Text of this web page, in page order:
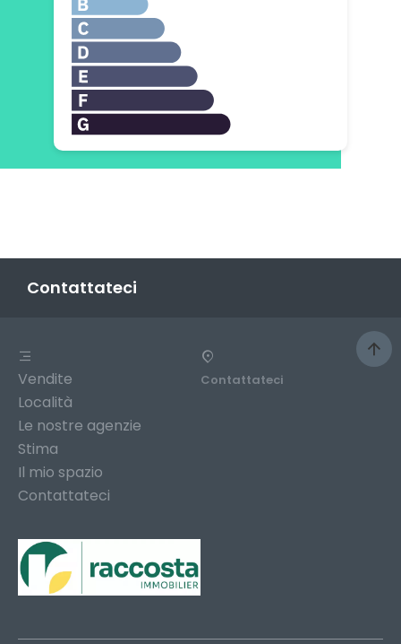
Contattateci
Vendite
Località
Le nostre agenzie
Stima
Il mio spazio
Contattateci
Contattateci